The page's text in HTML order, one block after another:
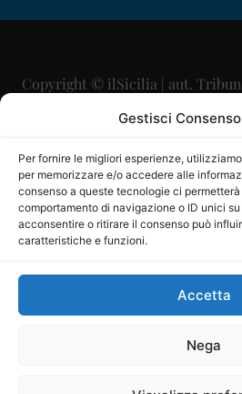
Gestisci
Per fornire le migliori esperienze,
per memorizzare e/o accedere alle
consenso a queste tecnologie ci
comportamento di navigazione o ID unici
acconsentire o ritirare il consenso può
caratteristiche e funzioni.
Accetta
Nega
Copyright © ilSicilia | aut.
29/09/2015
Direttore Editoriale:
Direttore Responsabile:
P.IVA:
Mercurio Comunicazione
iscritta al Registro degli